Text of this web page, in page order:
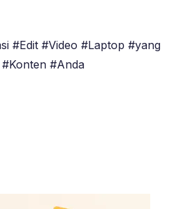
#Edit #Video #Laptop #yang
#Anda